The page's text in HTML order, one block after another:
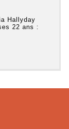
Hallyday
22 ans :